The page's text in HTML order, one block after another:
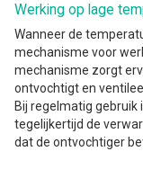
Werking op lage
Wanneer de
mechanisme voor
mechanisme zorgt
ontvochtigt en
Bij regelmatig gebruik
tegelijkertijd de
dat de ontvochtiger